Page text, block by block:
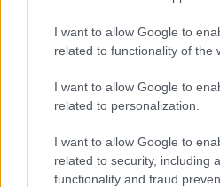
I want to allow Google to
related to functionality of the
I want to allow Google to
related to personalization.
I want to allow Google to
related to security, including
functionality and fraud
τηλεοπτικής σειράς
Από τότε δέθηκαν και
τα αγαπημένα ζευγάρια
σόουμπιζ